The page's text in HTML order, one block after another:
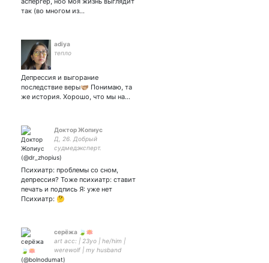
так (во многом из…
adiya
тепло
Депрессия и выгорание
последствие веры🫱🏼‍🫲🏽 Понимаю, та
же история. Хорошо, что мы на…
Доктор Жопиус
Д, 26. Добрый
судмедэксперт.
Психиатр: проблемы со сном,
депрессия? Тоже психиатр: ставит
печать и подпись Я: уже нет
Психиатр: 🤔
cерёжа 🍃🪷
art acc: | 23yo | he/him |
werewolf | my husband